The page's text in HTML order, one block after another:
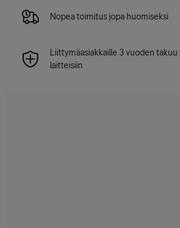
Nopea toimitus jopa huomiseksi
Liittymäasiakkaille 3 vuoden
laitteisiin